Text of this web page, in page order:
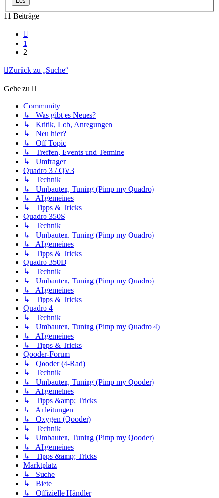
11 Beiträge
1
2
Zurück zu „Suche“
Gehe zu
Community
↳ Was gibt es Neues?
↳ Kritik, Lob, Anregungen
↳ Neu hier?
↳ Off Topic
↳ Treffen, Events und Termine
↳ Umfragen
Quadro 3 / QV3
↳ Technik
↳ Umbauten, Tuning (Pimp my Quadro)
↳ Allgemeines
↳ Tipps & Tricks
Quadro 350S
↳ Technik
↳ Umbauten, Tuning (Pimp my Quadro)
↳ Allgemeines
↳ Tipps & Tricks
Quadro 350D
↳ Technik
↳ Umbauten, Tuning (Pimp my Quadro)
↳ Allgemeines
↳ Tipps & Tricks
Quadro 4
↳ Technik
↳ Umbauten, Tuning (Pimp my Quadro 4)
↳ Allgemeines
↳ Tipps & Tricks
Qooder-Forum
↳ Qooder (4-Rad)
↳ Technik
↳ Umbauten, Tuning (Pimp my Qooder)
↳ Allgemeines
↳ Tipps &amp; Tricks
↳ Anleitungen
↳ Oxygen (Qooder)
↳ Technik
↳ Umbauten, Tuning (Pimp my Qooder)
↳ Allgemeines
↳ Tipps &amp; Tricks
Marktplatz
↳ Suche
↳ Biete
↳ Offizielle Händler